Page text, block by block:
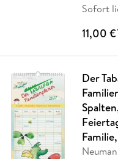
Sofort
11,00 €*
Der